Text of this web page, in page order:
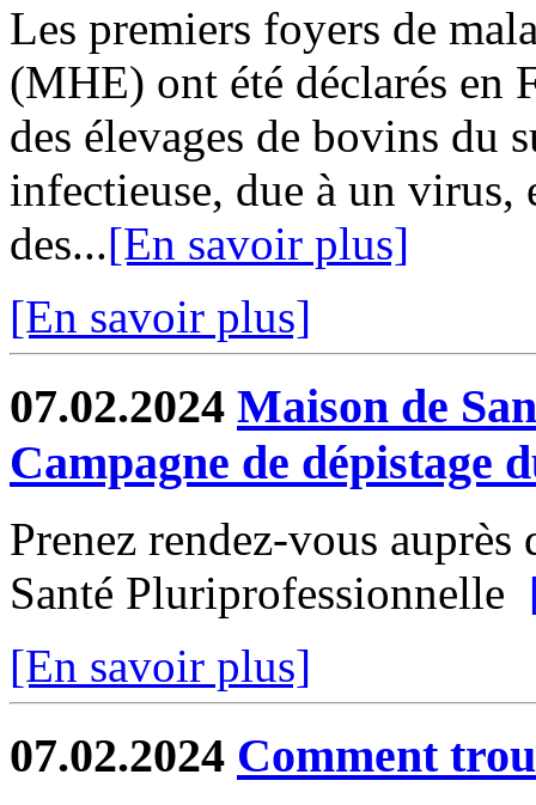
Les premiers foyers de
(MHE) ont été déclarés en
des élevages de bovins du
infectieuse, due à un virus,
des...[En savoir plus]
[En savoir plus]
07.02.2024 Maison de
Campagne de dépistage
Prenez rendez-vous
Santé Pluriprofessionnelle
[En savoir plus]
07.02.2024 Comment